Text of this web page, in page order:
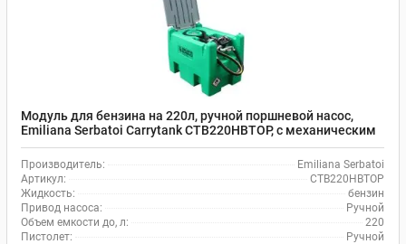
Модуль для бензина на 220л, ручной поршневой насос,
Emiliana Serbatoi Carrytank CTB220HBTOP, с механическим
пистолетом и шлангом на 4 м
Производитель:
Emiliana Serbatoi
Артикул:
CTB220HBTOP
Жидкость:
бензин
Привод насоса:
Ручной
Объем емкости до, л:
220
Пистолет:
Ручной